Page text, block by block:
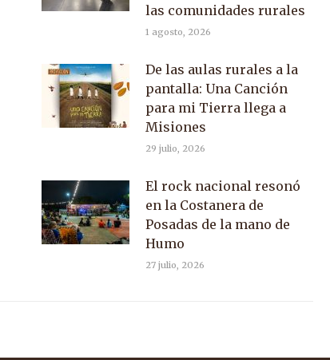
las comunidades rurales
1 agosto, 2026
De las aulas rurales a la
pantalla: Una Canción
para mi Tierra llega a
Misiones
29 julio, 2026
El rock nacional resonó
en la Costanera de
Posadas de la mano de
Humo
27 julio, 2026